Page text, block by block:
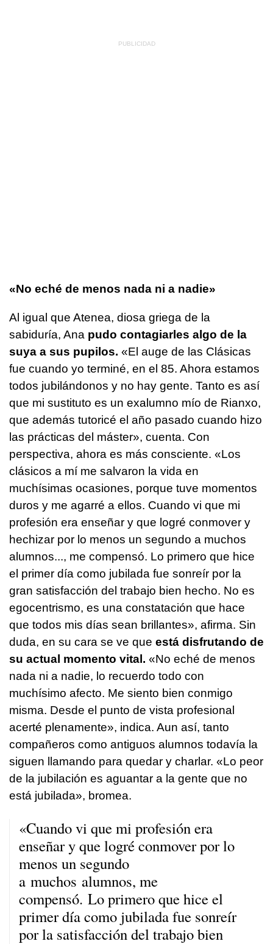
«No eché de menos nada ni a nadie»
Al igual que Atenea, diosa griega de la
sabiduría, Ana pudo contagiarles algo de la
suya a sus pupilos. «El auge de las Clásicas
fue cuando yo terminé, en el 85. Ahora estamos
todos jubilándonos y no hay gente. Tanto es así
que mi sustituto es un exalumno mío de Rianxo,
que además tutoricé el año pasado cuando hizo
las prácticas del máster», cuenta. Con
perspectiva, ahora es más consciente. «Los
clásicos a mí me salvaron la vida en
muchísimas ocasiones, porque tuve momentos
duros y me agarré a ellos. Cuando vi que mi
profesión era enseñar y que logré conmover y
hechizar por lo menos un segundo a muchos
alumnos..., me compensó. Lo primero que hice
el primer día como jubilada fue sonreír por la
gran satisfacción del trabajo bien hecho. No es
egocentrismo, es una constatación que hace
que todos mis días sean brillantes», afirma. Sin
duda, en su cara se ve que está disfrutando de
su actual momento vital. «No eché de menos
nada ni a nadie, lo recuerdo todo con
muchísimo afecto. Me siento bien conmigo
misma. Desde el punto de vista profesional
acerté plenamente», indica. Aun así, tanto
compañeros como antiguos alumnos todavía la
siguen llamando para quedar y charlar. «Lo peor
de la jubilación es aguantar a la gente que no
está jubilada», bromea.
«Cuando vi que mi profesión era
enseñar y que logré conmover por lo
menos un segundo
a muchos alumnos, me
compensó. Lo primero que hice el
primer día como jubilada fue sonreír
por la satisfacción del trabajo bien